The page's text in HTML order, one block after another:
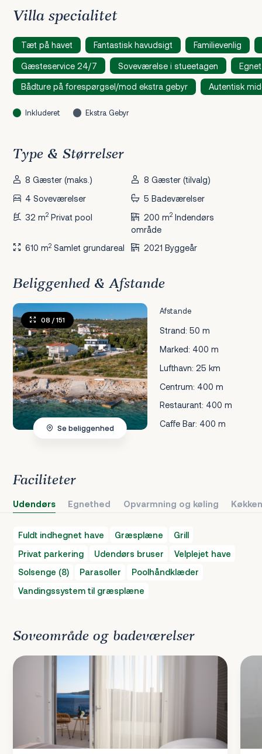
Villa specialitet
Tæt på havet Fantastisk havudsigt Familievenlig
Gæsteservice 24/7 Soveværelse i stueetagen
Bådture på forespørgsel/mod ekstra gebyr Autentisk
Inkluderet Ekstra Gebyr
Type & Størrelser
8 Gæster (maks.)
8 Gæster (tilvalg)
4 Soveværelser
5 Badeværelser
32 m2 Privat pool 200 m2Indendørs
område
610 m2 Samlet grundareal 2021 Byggeår
Beliggenhed & Afstande
Afstande
Strand: 50 m
Marked: 400 m
Lufthavn: 25 km
Centrum: 400 m
Restaurant: 400 m
Caffe Bar: 400 m
08 / 151
Se beliggenhed
Faciliteter
Udendørs Egnethed Opvarmning og køling
Fuldt indhegnet have Græsplæne
Grill
Privat parkering
Udendørs bruser
Velplejet have
Solsenge (8)
Parasoller
Poolhåndklæder
Vandingssystem til græsplæne
Soveområde og badeværelser